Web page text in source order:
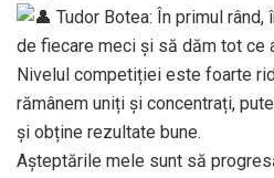
Tudor Botea: În primul
de fiecare meci și să dăm tot ce
Nivelul competiției este foarte
rămânem uniți și concentrați,
și obține rezultate bune.
Așteptările mele sunt să